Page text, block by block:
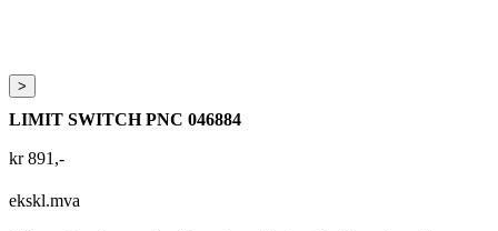
>
LIMIT SWITCH PNC 046884
kr891 ,-
ekskl.mva